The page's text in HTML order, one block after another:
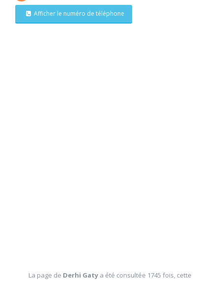
Afficher le numéro de téléphone
La page de Derhi Gaty a été consultée 1745 fois, cette